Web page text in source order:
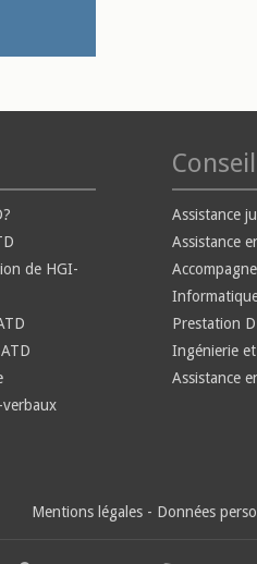
de HGI-
Assistance
Assistance
Prestation
Ingénierie
Assistance
Mentions légales - Données